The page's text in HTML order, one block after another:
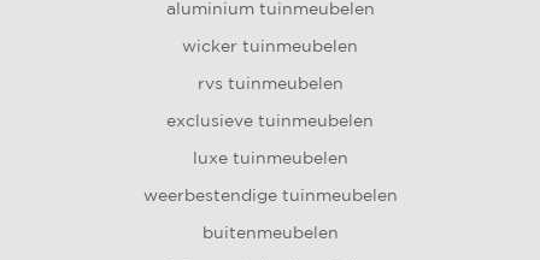
aluminium tuinmeubelen
wicker tuinmeubelen
rvs tuinmeubelen
exclusieve tuinmeubelen
luxe tuinmeubelen
weerbestendige tuinmeubelen
buitenmeubelen